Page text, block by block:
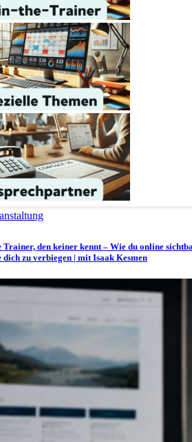
Trainer, den keiner kennt – Wie du online
zu verbiegen | mit Isaak Kesmen